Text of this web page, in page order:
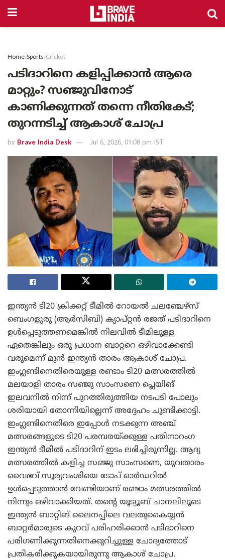
Home Sports Cricket
പടിദാറിനെ കളിപ്പിക്കാൻ ആരെ
മാറ്റും? സഞ്ജുവിനോട്
കാണിക്കുന്നത് തന്നെ നീതികേട്;
തുറന്നടിച്ച് ആകാശ് ചോപ്ര
by Brave India Desk Jul 6, 2026, 01:08 pm IST
ഇന്ത്യൻ ടി20 ക്രിക്കറ്റ് ടീമിൽ റോയൽ ചലഞ്ചേഴ്സ്
ബെംഗളൂരു (ആർസിബി) ക്യാപ്റ്റൻ രജത് പടിദാറിനെ
ഉൾപ്പെടുത്തണമെങ്കിൽ നിലവിൽ ടീമിലുള്ള
ഏതെങ്കിലും ഒരു പ്രധാന ബാറ്ററെ ഒഴിവാക്കേണ്ടി
വരുമെന്ന് മുൻ ഇന്ത്യൻ താരം ആകാശ് ചോപ്ര.
ഇംഗ്ലണ്ടിനെതിരെയുള്ള രണ്ടാം ടി20 മത്സരത്തിൽ
മലയാളി താരം സഞ്ജു സാംസണെ പ്ലെയിങ്
ഇലവനിൽ നിന്ന് പുറത്തിരുത്തിയ നടപടി പോലും
ശരിയായി തോന്നിയില്ലെന്ന് അദ്ദേഹം ചൂണ്ടിക്കാട്ടി.
ഇംഗ്ലണ്ടിനെതിരെ ഇപ്പോൾ നടക്കുന്ന അഞ്ച്
മത്സരങ്ങളുടെ ടി20 പരമ്പരയ്ക്കുള്ള പതിനാറംഗ
ഇന്ത്യൻ ടീമിൽ പടിദാറിന് ഇടം ലഭിച്ചിരുന്നില്ല. ആദ്യ
മത്സരത്തിൽ കളിച്ച സഞ്ജു സാംസണെ, യുവതാരം
വൈഭവ് സൂര്യവംശിയെ ടോപ് ഓർഡറിൽ
ഉൾപ്പെടുത്താൻ വേണ്ടിയാണ് രണ്ടാം മത്സരത്തിൽ
നിന്നും ഒഴിവാക്കിയത്. തന്റെ യൂട്യൂബ് ചാനലിലൂടെ
ഇന്ത്യൻ ബാറ്റിങ് ലൈനപ്പിലെ വലതുകൈയ്യൻ
ബാറ്റർമാരുടെ കുറവ് പരിഹരിക്കാൻ പടിദാറിനെ
പരിഗണിക്കുന്നതിനെക്കുറിച്ചുള്ള ചോദ്യത്തോട്
പ്രതികരിക്കുകയായിരുന്നു ആകാശ് ചോപ്ര.